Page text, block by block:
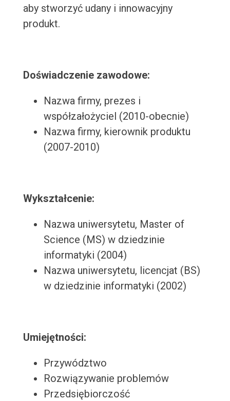
aby stworzyć udany i innowacyjny
produkt.
Doświadczenie zawodowe:
Nazwa firmy, prezes i
współzałożyciel (2010-obecnie)
Nazwa firmy, kierownik produktu
(2007-2010)
Wykształcenie:
Nazwa uniwersytetu, Master of
Science (MS) w dziedzinie
informatyki (2004)
Nazwa uniwersytetu, licencjat (BS)
w dziedzinie informatyki (2002)
Umiejętności:
Przywództwo
Rozwiązywanie problemów
Przedsiębiorczość